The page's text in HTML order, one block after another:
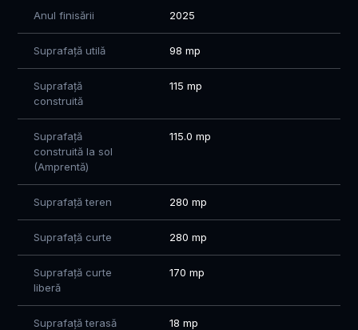
Anul finisării 2025
Suprafață utilă 98 mp
Suprafață
construită
115 mp
Suprafață
construită la sol
(Amprentă)
115.0 mp
Suprafață teren 280 mp
Suprafață curte 280 mp
Suprafață curte
liberă
170 mp
Suprafață terasă 18 mp